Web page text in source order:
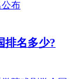
排名多少?